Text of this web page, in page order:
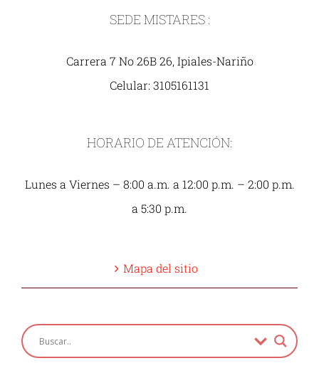
SEDE MISTARES :
Carrera 7 No 26B 26, Ipiales-Nariño
Celular: 3105161131
HORARIO DE ATENCIÓN:
Lunes a Viernes – 8:00 a.m. a 12:00 p.m. – 2:00 p.m.
a 5:30 p.m.
Mapa del sitio